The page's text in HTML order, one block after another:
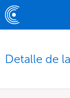
Detalle de